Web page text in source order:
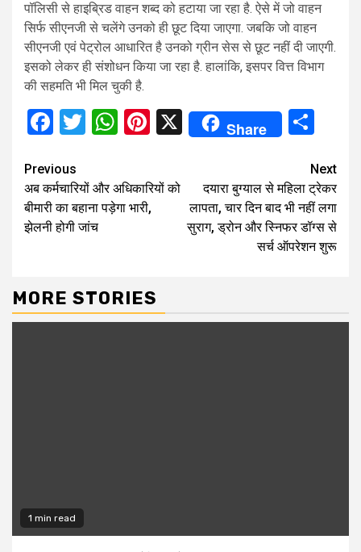
पॉलिसी से हाइब्रिड वाहन शब्द को हटाया जा रहा है. ऐसे में जो वाहन
सिर्फ सीएनजी से चलेंगे उनको ही छूट दिया जाएगा. जबकि जो वाहन
सीएनजी एवं पेट्रोल आधारित है उनको ग्रीन सेस से छूट नहीं दी जाएगी.
इसको लेकर ही संशोधन किया जा रहा है. हालांकि, इसपर वित्त विभाग
की सहमति भी मिल चुकी है.
Facebook
Twitter
WhatsApp
Pinterest
X Share
Continue
Reading
Previous
अब कर्मचारियों और अधिकारियों को
बीमारी का बहाना पड़ेगा भारी,
झेलनी होगी जांच
Next
दयारा बुग्याल से महिला ट्रेकर
लापता, चार दिन बाद भी नहीं लगा
सुराग, ड्रोन और स्निफर डॉग्स से
सर्च ऑपरेशन शुरू
MORE STORIES
1 min read